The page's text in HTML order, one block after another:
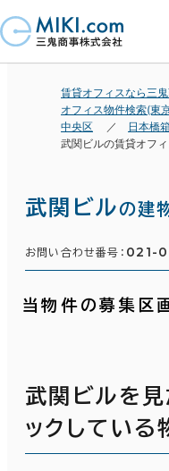
賃貸オフィスなら三
オフィス物件検索(東
中央区
日本橋
武関ビルの賃貸オフ
武関ビルの建
お問い合わせ番号： 021-
当物件の募集区
武関ビルを
ックしている